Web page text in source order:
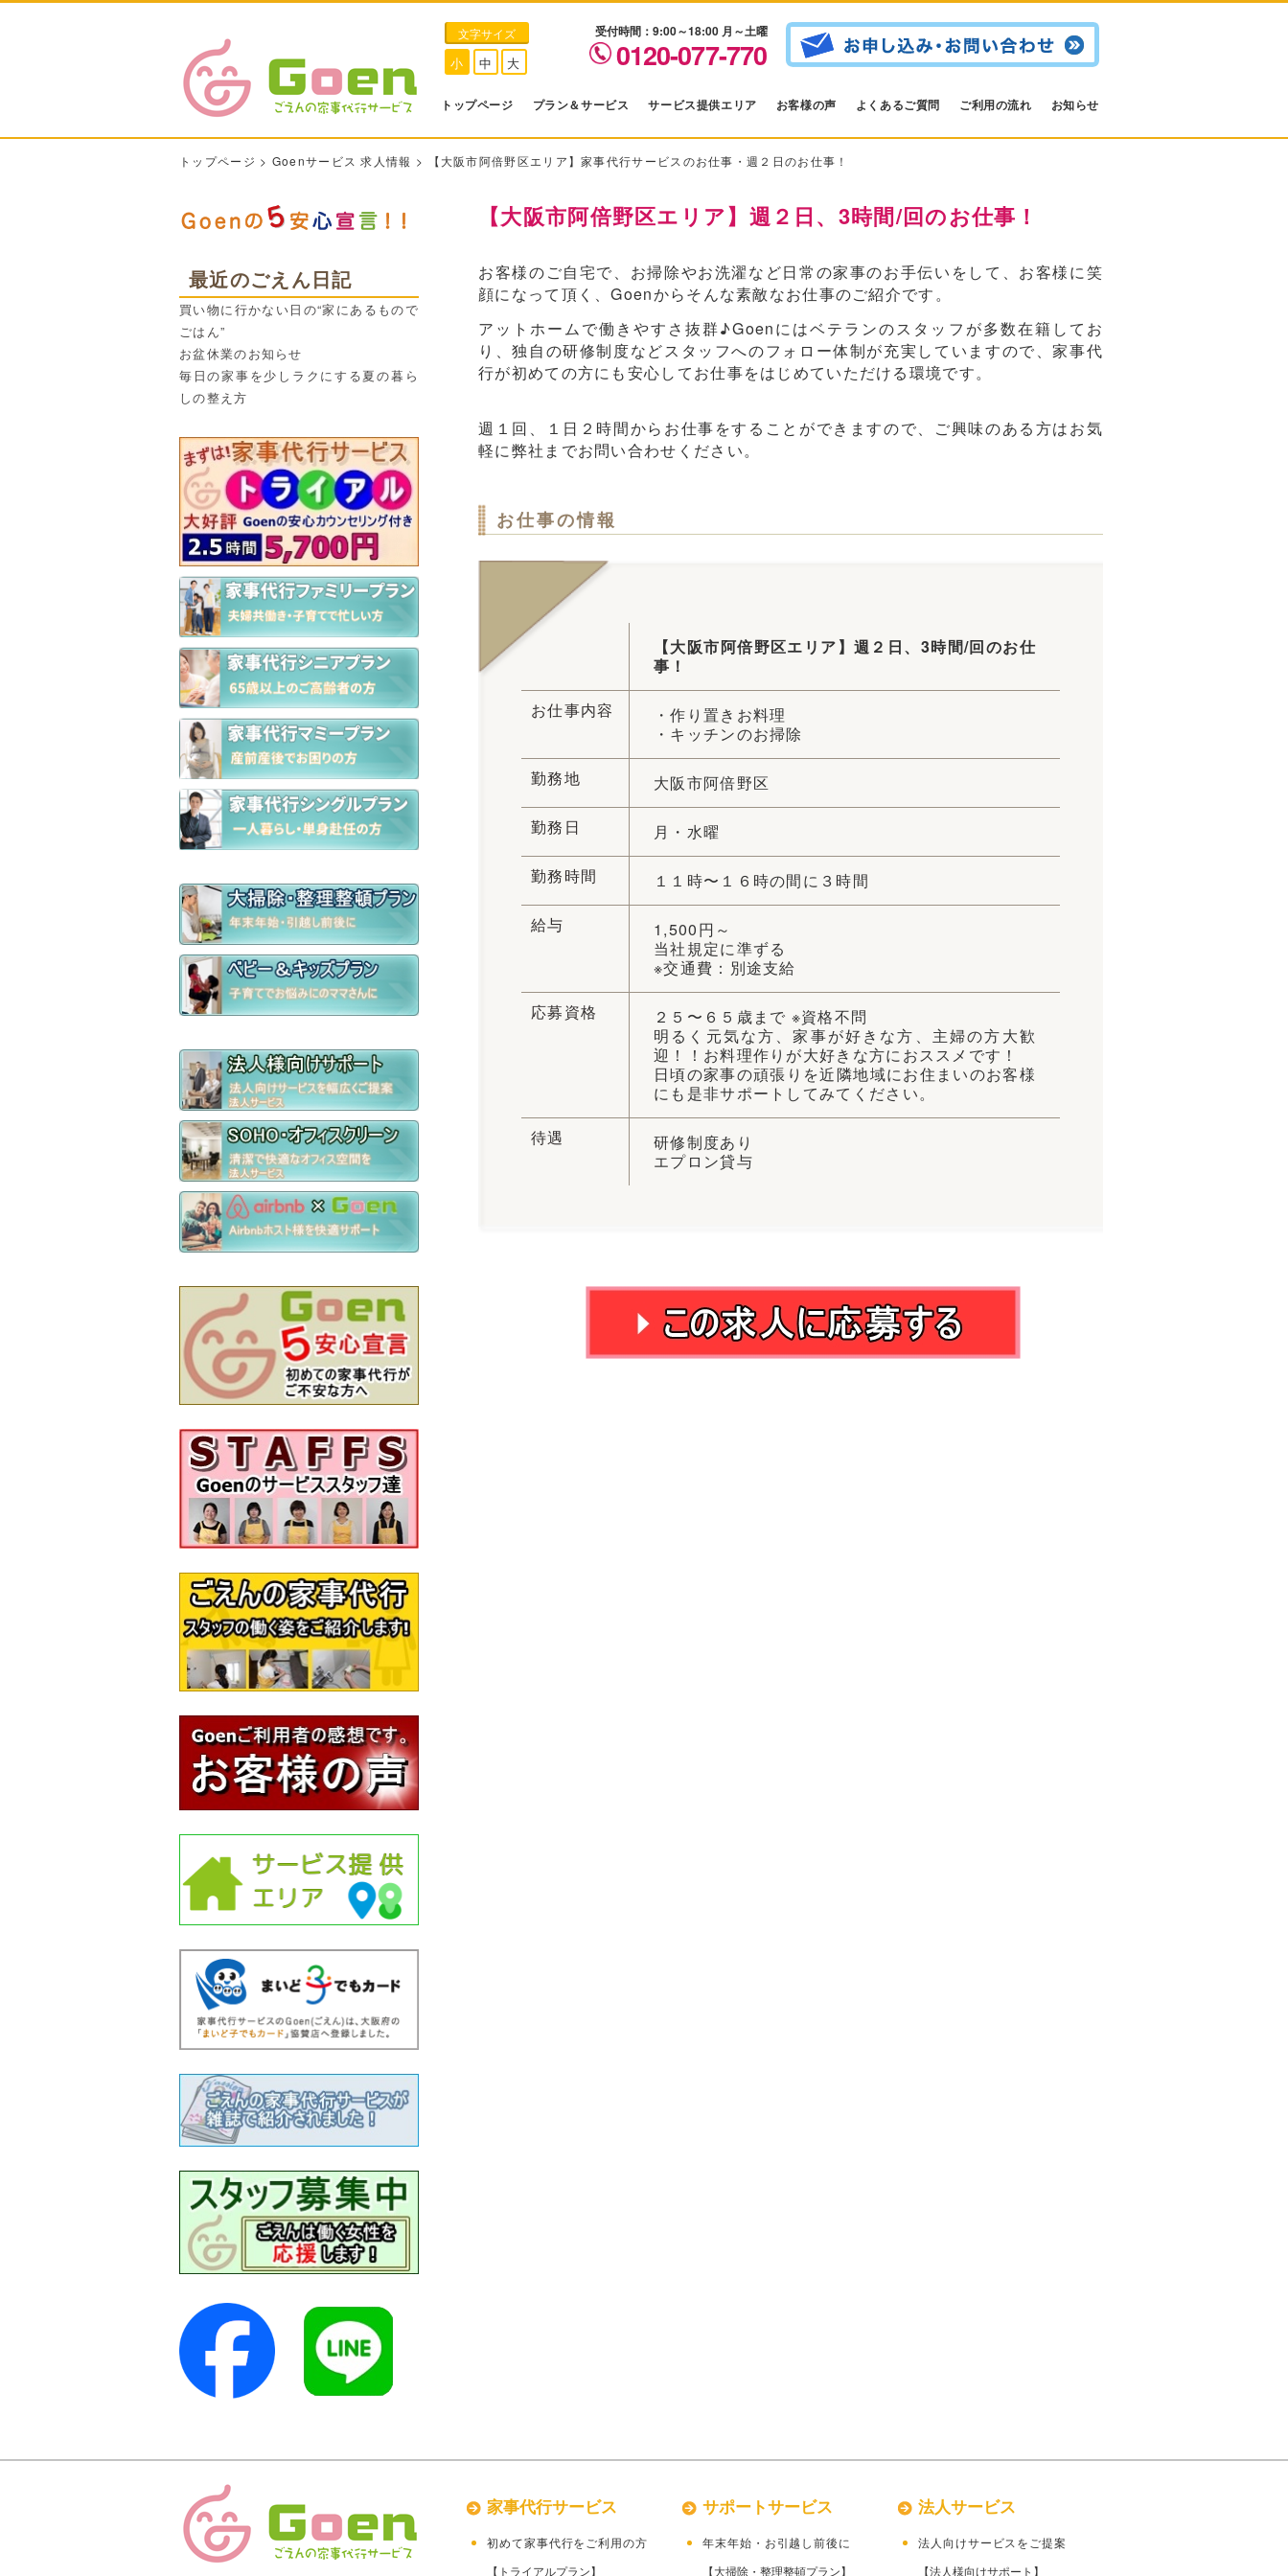
文字サイズ
小 中 大
受付時間：9:00～18:00 月～土曜
0120-077-770
トップページ プラン＆サービス サービス提供エリア お客様の声 よくあるご質問 ご利用の流れ お知らせ
トップページ > Goenサービス 求人情報 > 【大阪市阿倍野区エリア】家事代行サービスのお仕事・週２日のお仕事！
最近のごえん日記
買い物に行かない日の“家にあるもので
ごはん”
お盆休業のお知らせ
毎日の家事を少しラクにする夏の暮ら
しの整え方
【大阪市阿倍野区エリア】週２日、3時間/回のお仕事！
お客様のご自宅で、お掃除やお洗濯など日常の家事のお手伝いをして、お客様に笑
顔になって頂く、Goenからそんな素敵なお仕事のご紹介です。
アットホームで働きやすさ抜群♪Goenにはベテランのスタッフが多数在籍してお
り、独自の研修制度などスタッフへのフォロー体制が充実していますので、家事代
行が初めての方にも安心してお仕事をはじめていただける環境です。
週１回、１日２時間からお仕事をすることができますので、ご興味のある方はお気
軽に弊社までお問い合わせください。
お仕事の情報
【大阪市阿倍野区エリア】週２日、3時間/回のお仕
事！
お仕事内容
・作り置きお料理
・キッチンのお掃除
勤務地
大阪市阿倍野区
勤務日
月・水曜
勤務時間
１１時〜１６時の間に３時間
給与
1,500円～
当社規定に準ずる
※交通費：別途支給
応募資格
２５〜６５歳まで ※資格不問
明るく元気な方、家事が好きな方、主婦の方大歓
迎！！お料理作りが大好きな方におススメです！
日頃の家事の頑張りを近隣地域にお住まいのお客様
にも是非サポートしてみてください。
待遇
研修制度あり
エプロン貸与
家事代行サービス
初めて家事代行をご利用の方
【トライアルプラン】
サポートサービス
年末年始・お引越し前後に
【大掃除・整理整頓プラン】
法人サービス
法人向けサービスをご提案
【法人様向けサポート】